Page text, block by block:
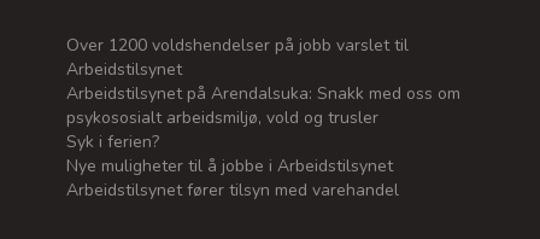
Over 1200 voldshendelser på jobb varslet til
Arbeidstilsynet
Arbeidstilsynet på Arendalsuka: Snakk med oss om
psykososialt arbeidsmiljø, vold og trusler
Syk i ferien?
Nye muligheter til å jobbe i Arbeidstilsynet
Arbeidstilsynet fører tilsyn med varehandel